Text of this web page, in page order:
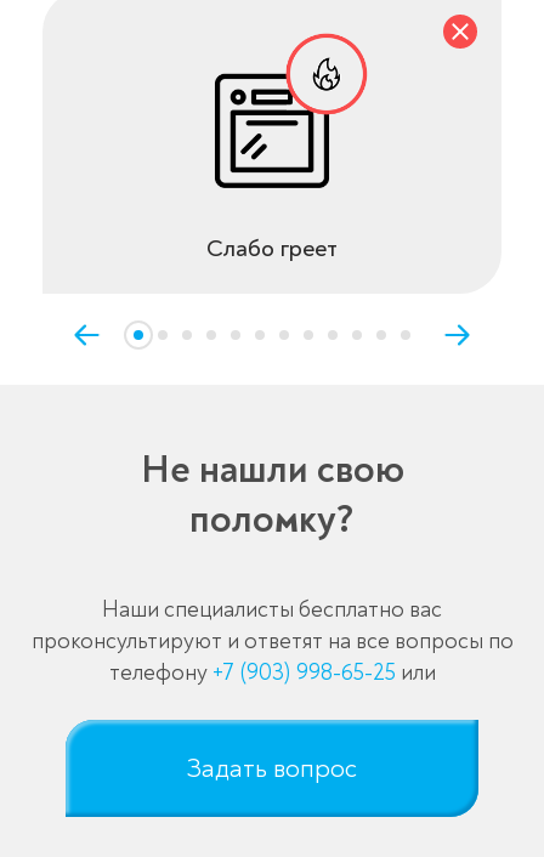
Слабо греет
Не нашли свою
поломку?
Наши специалисты бесплатно вас
проконсультируют и ответят на все вопросы по
телефону +7 (903) 998-65-25 или
Задать вопрос